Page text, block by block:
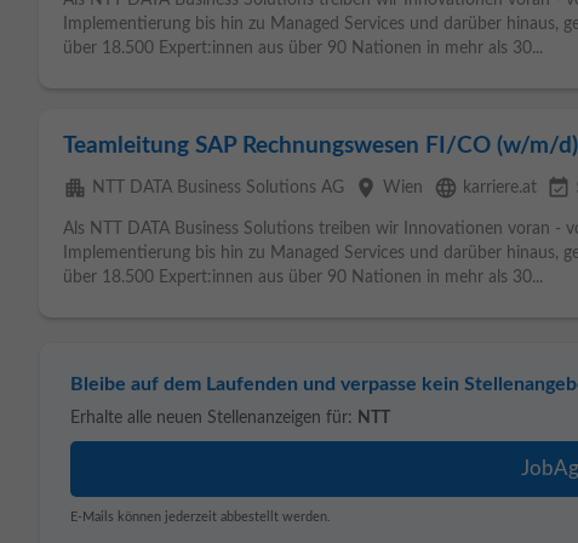
Implementierung bis hin zu Managed Services und darüber hinaus,
über 18.500 Expert:innen aus über 90 Nationen in mehr als 30...
Teamleitung SAP Rechnungswesen FI/CO (w/m/d)
apartment NTT DATA Business Solutions AG place Wien language karriere.at event_available
Als NTT DATA Business Solutions treiben wir Innovationen voran -
Implementierung bis hin zu Managed Services und darüber hinaus,
über 18.500 Expert:innen aus über 90 Nationen in mehr als 30...
Bleibe auf dem Laufenden und verpasse kein
Erhalte alle neuen Stellenanzeigen für: NTT
E-Mails können jederzeit abbestellt werden.